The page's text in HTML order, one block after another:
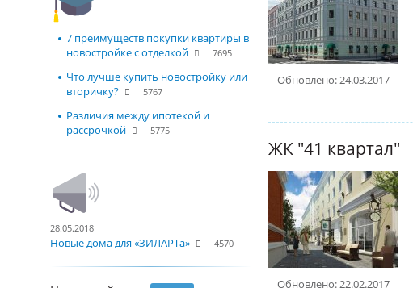
7 преимуществ покупки квартиры в
новостройке с отделкой
7695
Что лучше купить новостройку или
вторичку?
5767
Различия между ипотекой и
рассрочкой
5775
28.05.2018
Новые дома для «ЗИЛАРТа» 4570
Обновлено: 24.03.2017
ЖК "41 квартал"
Обновлено: 22.02.2017